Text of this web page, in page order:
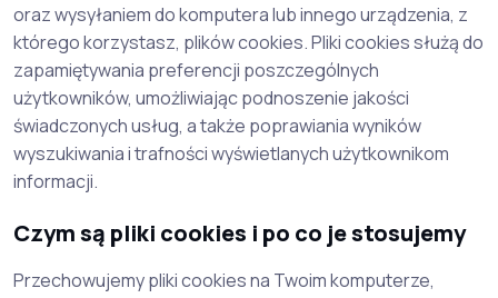
oraz wysyłaniem do komputera lub innego urządzenia, z
którego korzystasz, plików cookies. Pliki cookies służą do
zapamiętywania preferencji poszczególnych
użytkowników, umożliwiając podnoszenie jakości
świadczonych usług, a także poprawiania wyników
wyszukiwania i trafności wyświetlanych użytkownikom
informacji.
Czym są pliki cookies i po co je stosujemy
Przechowujemy pliki cookies na Twoim komputerze,